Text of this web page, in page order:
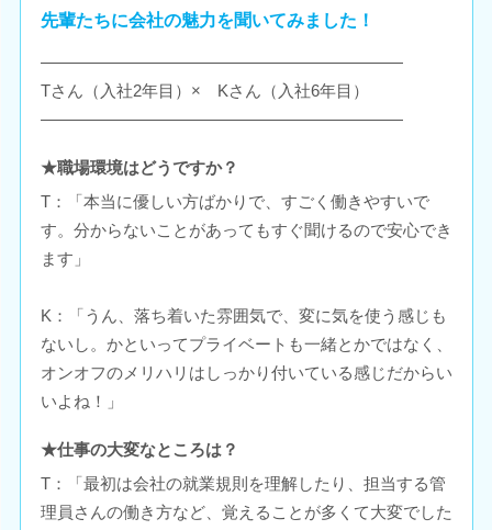
先輩たちに会社の魅力を聞いてみました！
――――――――――――――――――――――
Tさん（入社2年目）× Kさん（入社6年目）
――――――――――――――――――――――
★職場環境はどうですか？
T：「本当に優しい方ばかりで、すごく働きやすいで
す。分からないことがあってもすぐ聞けるので安心でき
ます」
K：「うん、落ち着いた雰囲気で、変に気を使う感じも
ないし。かといってプライベートも一緒とかではなく、
オンオフのメリハリはしっかり付いている感じだからい
いよね！」
★仕事の大変なところは？
T：「最初は会社の就業規則を理解したり、担当する管
理員さんの働き方など、覚えることが多くて大変でした